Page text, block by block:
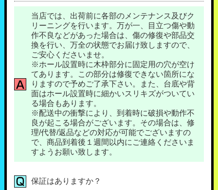
当店では、出荷前に各部のメンテナンス及びク
リーニングを行います。万が一、目立つ傷や動
作不良などがあった場合は、傷の修復や部品交
換を行い、万全の状態でお届け致しますので、
ご安心くださいませ。
※ホール設置時に木枠部分に固定用の穴が空け
てあります。この部分は修復できない箇所にな
りますので予めご了承下さい。また、台底や背
面はホール設置時に細かいスリキズがついてい
る場合もあります。
※配送中の衝撃により、到着時に破損や動作不
良が起こる場合がございます。その場合は、修
理/代替/返品などの対応が可能でございますの
で、商品到着後１週間以内にご連絡くださいま
すようお願い致します。
保証はありますか？